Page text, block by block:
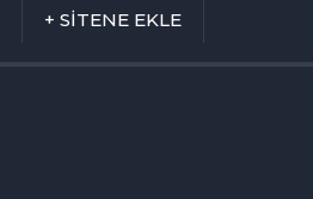
+ SİTENE EKLE